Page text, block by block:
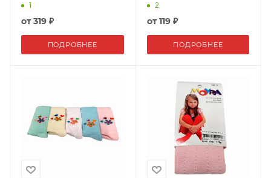
1
от319 ₽
ПОДРОБНЕЕ
2
от119 ₽
ПОДРОБНЕЕ